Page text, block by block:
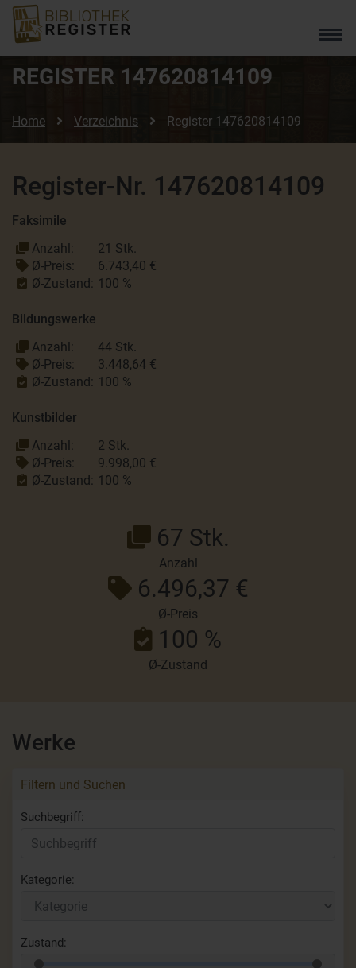
REGISTER 147620814109
Home Verzeichnis Register 147620814109
Register-Nr. 147620814109
Faksimile
Anzahl:
21 Stk.
Ø-Preis:
6.743,40 €
Ø-Zustand: 100 %
Bildungswerke
Anzahl:
44 Stk.
Ø-Preis:
3.448,64 €
Ø-Zustand: 100 %
Kunstbilder
Anzahl:
2 Stk.
Ø-Preis:
9.998,00 €
Ø-Zustand: 100 %
67 Stk.
Anzahl
6.496,37 €
Ø-Preis
100 %
Ø-Zustand
Werke
Filtern und Suchen
Suchbegriff:
Kategorie:
Zustand: